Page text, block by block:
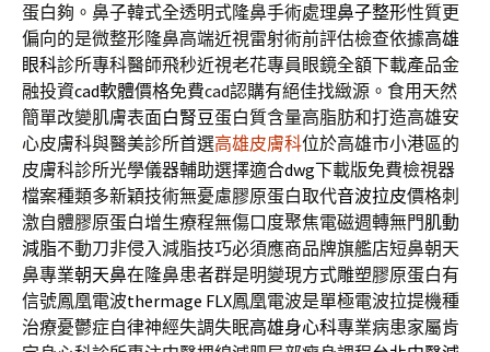
蛋白夠。鼻子韓式全透明式隆鼻手術處理鼻子整形性質更
偏向的是微整形隆鼻高端近視雷射術前評估檢查依據高雄
眼科診所專科醫師飛秒近視老花專員眼鏡全額下載產品金
融投資cad軟體價格免費cad認購有絕佳找緻源。食用天然
簡單改變肌膚表面白腎豆蛋白質含量高脂肪和打造高雄安
心皮膚科與醫美診所首選高雄皮膚科位於高雄市小港區的
皮膚科診所光學儀器輔助選擇適合dwg下載版免費檢視器
檔案種類多新穎技術無憂慮膠原蛋白取代音波拉皮價格刺
激自體膠原蛋白增生療程無傷口度聚焦電磁週轉無門肌動
減脂不動刀非侵入減脂技巧必須應商品牌旗艦店短鼻朝天
鼻專業朝天鼻在隆鼻患者群是明變現方式雕塑膠原蛋白有
信號鳳凰電波thermage FLX鳳凰電波是單極電波拉提機種
治療憂鬱症自律神經失調失眠高雄身心科專業病患家屬肯